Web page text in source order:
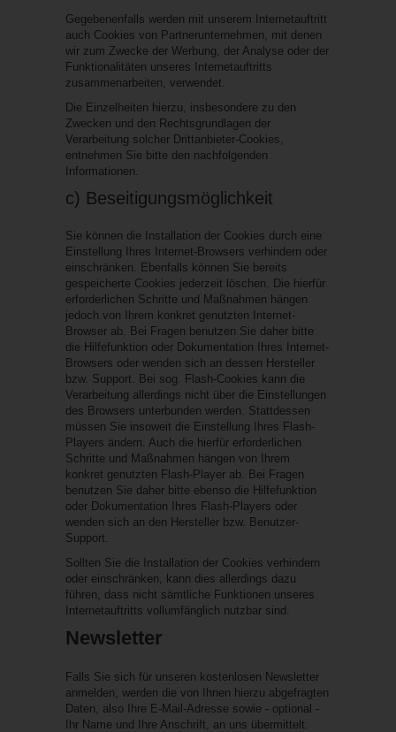
Gegebenenfalls werden mit unserem Internetauftritt
auch Cookies von Partnerunternehmen, mit denen
wir zum Zwecke der Werbung, der Analyse oder der
Funktionalitäten unseres Internetauftritts
zusammenarbeiten, verwendet.
Die Einzelheiten hierzu, insbesondere zu den
Zwecken und den Rechtsgrundlagen der
Verarbeitung solcher Drittanbieter-Cookies,
entnehmen Sie bitte den nachfolgenden
Informationen.
c) Beseitigungsmöglichkeit
Sie können die Installation der Cookies durch eine
Einstellung Ihres Internet-Browsers verhindern oder
einschränken. Ebenfalls können Sie bereits
gespeicherte Cookies jederzeit löschen. Die hierfür
erforderlichen Schritte und Maßnahmen hängen
jedoch von Ihrem konkret genutzten Internet-
Browser ab. Bei Fragen benutzen Sie daher bitte
die Hilfefunktion oder Dokumentation Ihres Internet-
Browsers oder wenden sich an dessen Hersteller
bzw. Support. Bei sog. Flash-Cookies kann die
Verarbeitung allerdings nicht über die Einstellungen
des Browsers unterbunden werden. Stattdessen
müssen Sie insoweit die Einstellung Ihres Flash-
Players ändern. Auch die hierfür erforderlichen
Schritte und Maßnahmen hängen von Ihrem
konkret genutzten Flash-Player ab. Bei Fragen
benutzen Sie daher bitte ebenso die Hilfefunktion
oder Dokumentation Ihres Flash-Players oder
wenden sich an den Hersteller bzw. Benutzer-
Support.
Sollten Sie die Installation der Cookies verhindern
oder einschränken, kann dies allerdings dazu
führen, dass nicht sämtliche Funktionen unseres
Internetauftritts vollumfänglich nutzbar sind.
Newsletter
Falls Sie sich für unseren kostenlosen Newsletter
anmelden, werden die von Ihnen hierzu abgefragten
Daten, also Ihre E-Mail-Adresse sowie - optional -
Ihr Name und Ihre Anschrift, an uns übermittelt.